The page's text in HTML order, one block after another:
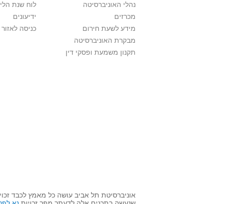
נהלי האוניברסיטה
מכרזים
מידע לשעת חירום
מבקרת האוניברסיטה
תקנון משמעת ופסקי דין
לוח שנת
ידיעונים
כניסה
אוניברסיטת תל אביב עושה כל מאמץ לכבד